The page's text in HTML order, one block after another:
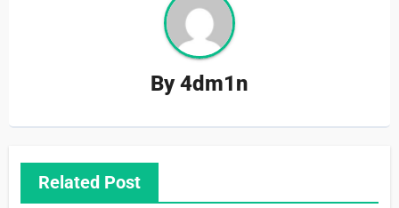
By4dm1n
Related Post